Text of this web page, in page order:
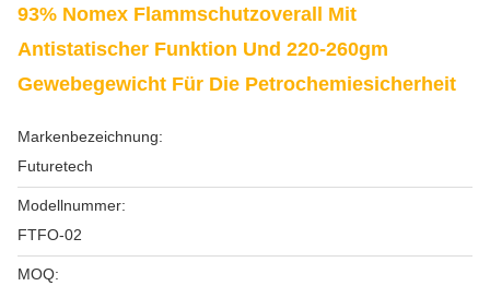
93% Nomex Flammschutzoverall Mit
Antistatischer Funktion Und 220-260gm
Gewebegewicht Für Die Petrochemiesicherheit
Markenbezeichnung:
Futuretech
Modellnummer:
FTFO-02
MOQ: